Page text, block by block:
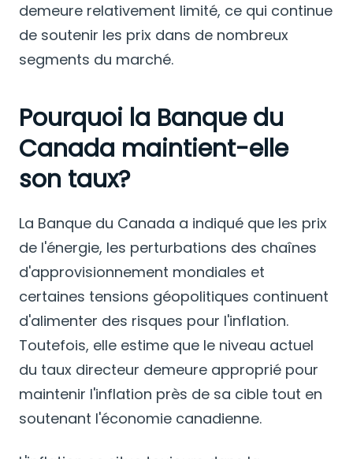
demeure relativement limité, ce qui continue
de soutenir les prix dans de nombreux
segments du marché.
Pourquoi la Banque du
Canada maintient-elle
son taux?
La Banque du Canada a indiqué que les prix
de l'énergie, les perturbations des chaînes
d'approvisionnement mondiales et
certaines tensions géopolitiques continuent
d'alimenter des risques pour l'inflation.
Toutefois, elle estime que le niveau actuel
du taux directeur demeure approprié pour
maintenir l'inflation près de sa cible tout en
soutenant l'économie canadienne.